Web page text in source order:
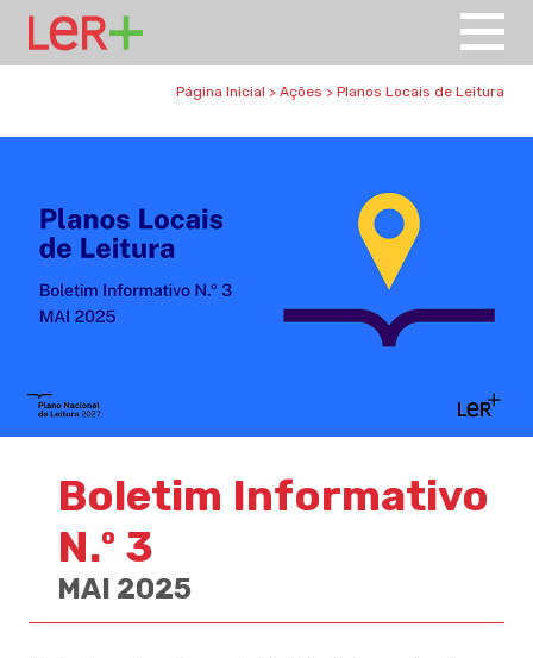
Página Inicial > Ações > Planos Locais de Leitura
Boletim Informativo
N.º 3
MAI 2025